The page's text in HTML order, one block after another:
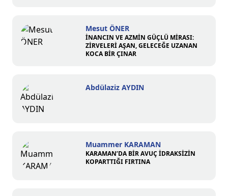
Mesut ÖNER
İNANCIN VE AZMİN GÜÇLÜ MİRASI:
ZİRVELERİ AŞAN, GELECEĞE UZANAN
KOCA BİR ÇINAR
Abdülaziz AYDIN
Muammer KARAMAN
KARAMAN’DA BİR AVUÇ İDRAKSİZİN
KOPARTTIĞI FIRTINA